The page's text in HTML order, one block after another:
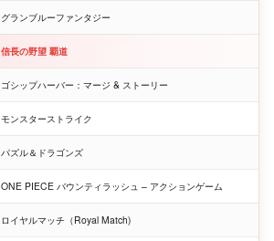
グランブルーファンタジー
信長の野望 覇道
ゴシップハーバー：マージ & ストーリー
モンスターストライク
パズル＆ドラゴンズ
ONE PIECE バウンティラッシュ – アクションゲーム
ロイヤルマッチ（Royal Match)